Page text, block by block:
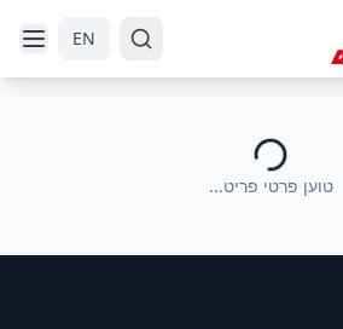
EN
טוען פרטי פריט...